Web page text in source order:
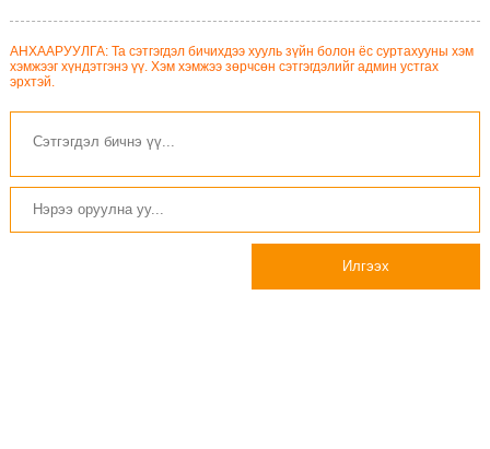
АНХААРУУЛГА: Та сэтгэгдэл бичихдээ хууль зүйн болон ёс суртахууны хэм
хэмжээг хүндэтгэнэ үү. Хэм хэмжээ зөрчсөн сэтгэгдэлийг админ устгах
эрхтэй.
Илгээх